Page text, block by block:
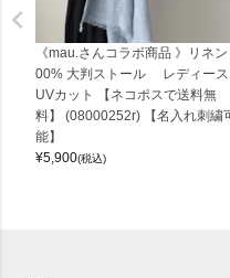
《mau.さんコラボ商品 》リネン
00% 大判ストール レディース
UVカット 【ネコポスで送料無
料】 (08000252r) 【名入れ刺繍
能】
¥5,900(税込)